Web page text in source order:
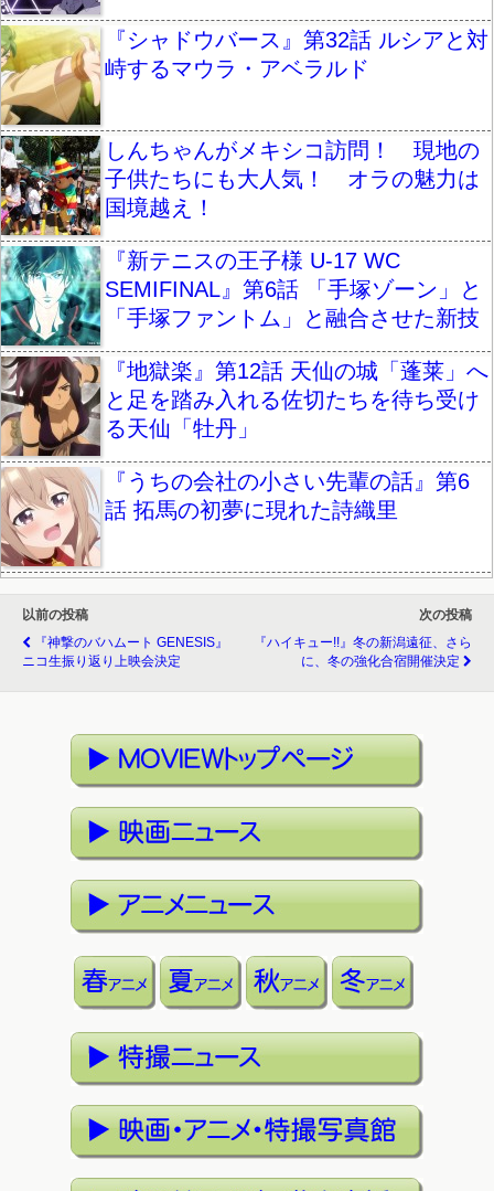
『シャドウバース』第32話 ルシアと対
峙するマウラ・アベラルド
しんちゃんがメキシコ訪問！ 現地の
子供たちにも大人気！ オラの魅力は
国境越え！
『新テニスの王子様 U-17 WC
SEMIFINAL』第6話 「手塚ゾーン」と
「手塚ファントム」と融合させた新技
『地獄楽』第12話 天仙の城「蓬莱」へ
と足を踏み入れる佐切たちを待ち受け
る天仙「牡丹」
『うちの会社の小さい先輩の話』第6
話 拓馬の初夢に現れた詩織里
以前の投稿
『神撃のバハムート GENESIS』
ニコ生振り返り上映会決定
次の投稿
『ハイキュー!!』冬の新潟遠征、さら
に、冬の強化合宿開催決定